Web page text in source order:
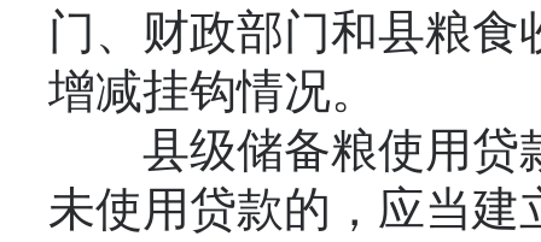
门、财政部门和县粮
增减挂钩情况。
县级储备粮使用贷
未使用贷款的，应当